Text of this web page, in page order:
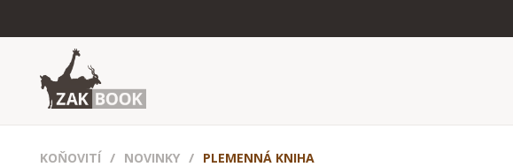
KOŇOVITÍ NOVINKY PLEMENNÁ KNIHA